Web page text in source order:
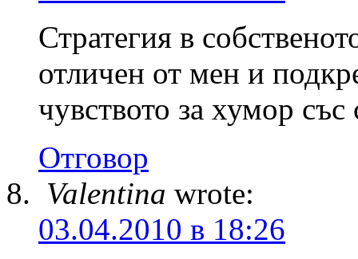
Стратегия в
отличен от мен и
чувството за хумор
Отговор
Valentina wrote:
03.04.2010 в 18:26